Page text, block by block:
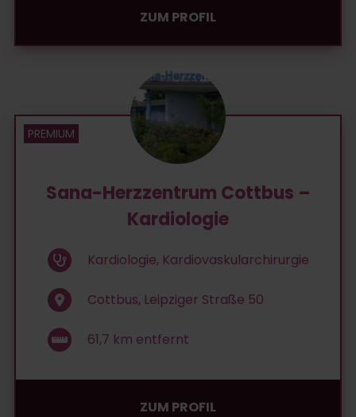
ZUM PROFIL
Sana-Herzzentrum Cottbus –
Kardiologie
Kardiologie, Kardiovaskularchirurgie
Cottbus, Leipziger Straße 50
61,7 km entfernt
ZUM PROFIL